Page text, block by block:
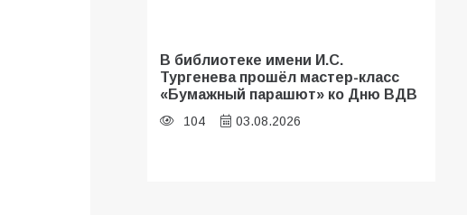
В библиотеке имени И.С.
Тургенева прошёл мастер-класс
«Бумажный парашют» ко Дню ВДВ
104 03.08.2026